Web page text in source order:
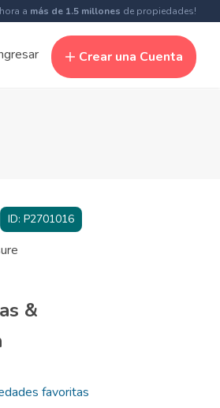
a más de 1.5 millones de propiedades!
Crear una Cuenta
ID: P2701016
&
favoritas